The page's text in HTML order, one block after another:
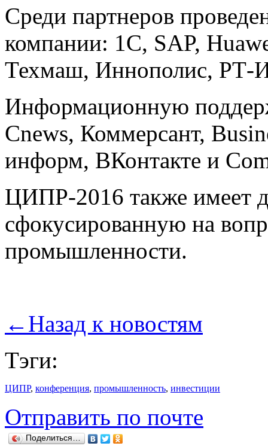
Среди партнеров
компании: 1С, SAP,
Техмаш, Иннополис, РТ-
Информационную
Cnews, Коммерсант,
информ, ВКонтакте и
ЦИПР-2016 также имеет
сфокусированную на
промышленности.
← Назад к новостям
Тэги:
ЦИПР, конференция, промышленность, инвестиции
Отправить по почте
Поделиться…